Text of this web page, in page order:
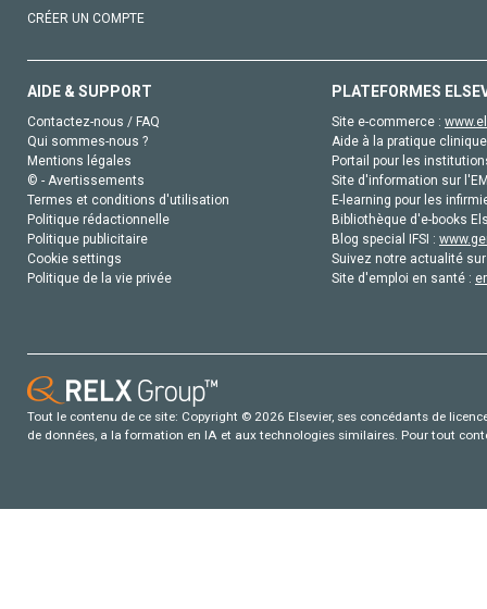
CRÉER UN COMPTE
AIDE & SUPPORT
Contactez-nous / FAQ
Qui sommes-nous ?
Mentions légales
© - Avertissements
Termes et conditions d'utilisation
Politique rédactionnelle
Politique publicitaire
Cookie settings
Politique de la vie privée
PLATEFORMES
Site e-commerce :
Aide à la pratique
Portail pour les
Site d'information sur
E-learning pour les
Bibliothèque d'e-books
Blog special IFSI :
Suivez notre actualité
Site d'emploi en santé :
Tout le contenu de ce site: Copyright © 2026 Elsevier, ses concédants de
de données, a la formation en IA et aux technologies similaires. Pour tout